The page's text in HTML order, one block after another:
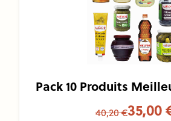
Pack 10 Produits
40,20 €35,00